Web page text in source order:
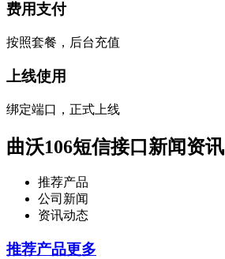
费用支付
按照套餐，后台充值
上线使用
绑定端口，正式上线
曲沃106短信接口新闻资讯
推荐产品
公司新闻
资讯动态
推荐产品更多